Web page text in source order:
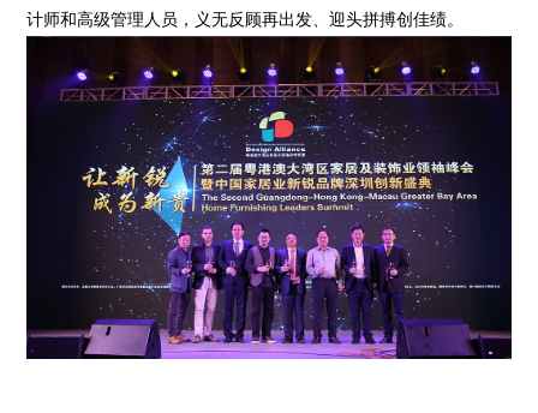
计师和高级管理人员，义无反顾再出发、迎头拼搏创佳绩。